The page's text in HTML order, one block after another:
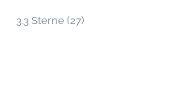
3.3 Sterne (27)